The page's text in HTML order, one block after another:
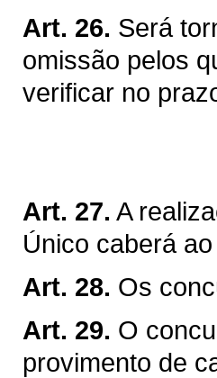
Art. 26. Será
omissão pelos
verificar no
Art. 27. A
Único caberá
Art. 28. Os
Art. 29. O
provimento de